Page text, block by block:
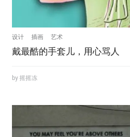
设计 插画 艺术
戴最酷的手套儿，用心骂人
by 摇摇冻